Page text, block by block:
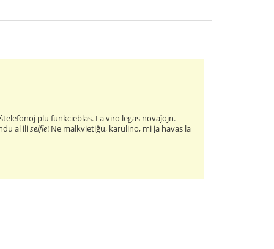
plu funkcieblas. La viro legas novaĵojn.
al iliselfie! Ne malkvietiĝu, karulino, mi ja havas la